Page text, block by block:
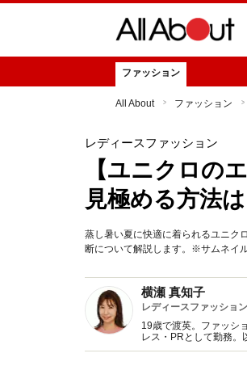
ファッション
All About ファッション
レディースファッション
【ユニクロの
見極める方法
蒸し暑い夏に快適に着られるユニク
断について解説します。※サムネイ
横瀬 真知子
レディースファッショ
19歳で渡英。ファッシ
レス・PRとして勤務。
得た知識をもとに、フ